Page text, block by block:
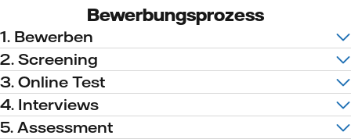
Bewerbungsprozess
1. Bewerben
2. Screening
3. Online Test
4. Interviews
5. Assessment